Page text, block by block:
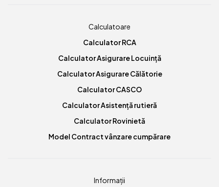
Calculatoare
Calculator RCA
Calculator Asigurare Locuință
Calculator Asigurare Călătorie
Calculator CASCO
Calculator Asistență rutieră
Calculator Rovinietă
Model Contract vânzare cumpărare
Informații